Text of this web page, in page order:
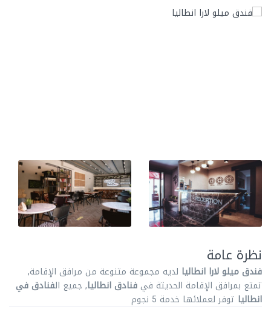
نظرة عامة
فندق ميلو لارا انطاليا لديه مجموعة متنوعة من مرافق الإقامة,
تمتع بمرافق الإقامة الحديثة في فنادق انطاليا, جميع الفنادق في
انطاليا توفر لعملائها خدمة 5 نجوم